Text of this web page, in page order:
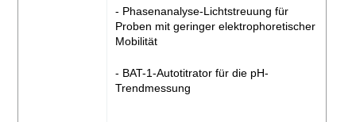
- Phasenanalyse-Lichtstreuung für
Proben mit geringer elektrophoretischer
Mobilität
- BAT-1-Autotitrator für die pH-
Trendmessung